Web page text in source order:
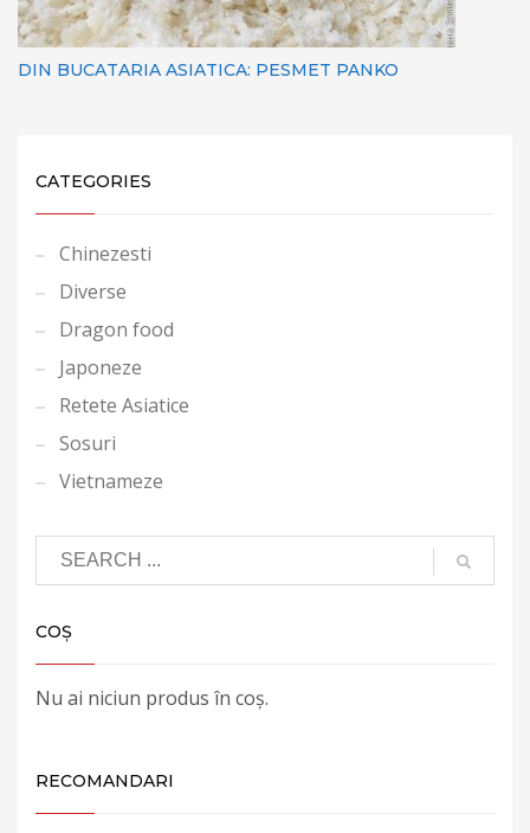
DIN BUCATARIA ASIATICA: PESMET PANKO
CATEGORIES
Chinezesti
Diverse
Dragon food
Japoneze
Retete Asiatice
Sosuri
Vietnameze
COȘ
Nu ai niciun produs în coș.
RECOMANDARI